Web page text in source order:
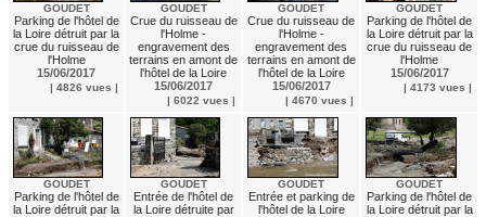
GOUDET
Parking de l'hôtel de
la Loire détruit par la
crue du ruisseau de
l'Holme
15/06/2017
| 4826 vues |
GOUDET
Crue du ruisseau de
l'Holme -
engravement des
terrains en amont de
l'hôtel de la Loire
15/06/2017
| 6022 vues |
GOUDET
Crue du ruisseau de
l'Holme -
engravement des
terrains en amont de
l'hôtel de la Loire
15/06/2017
| 4670 vues |
GOUDET
Parking de l'hôtel de
la Loire détruit par la
crue du ruisseau de
l'Holme
15/06/2017
| 4173 vues |
GOUDET
Parking de l'hôtel de
la Loire détruit par la
GOUDET
Entrée de l'hôtel de
la Loire détruite par
GOUDET
Entrée et parking de
l'hôtel de la Loire
GOUDET
Parking de l'hôtel de
la Loire détruit par la